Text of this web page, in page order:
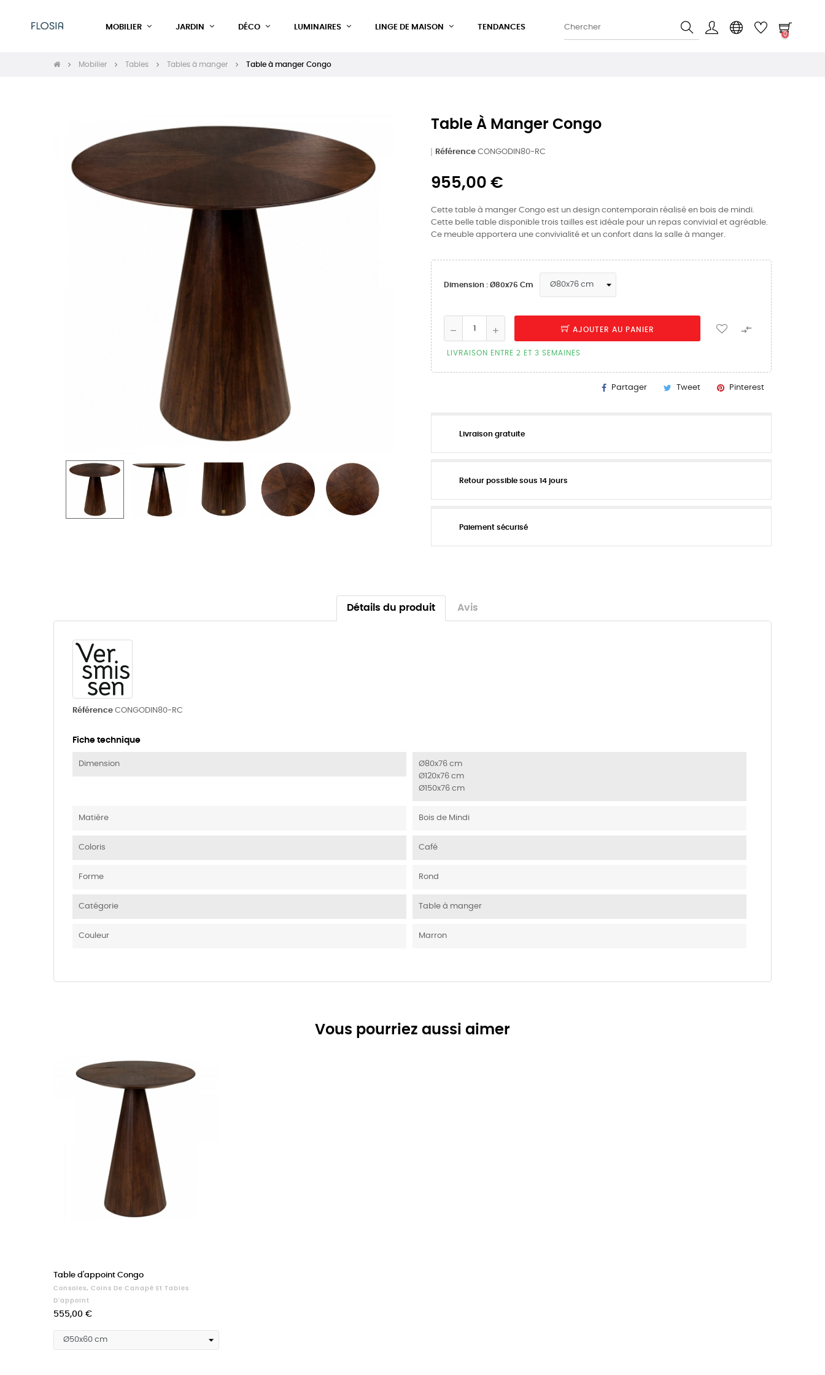
MOBILIER JARDIN DÉCO LUMINAIRES LINGE DE MAISON TENDANCES
0
Mobilier Tables Tables à manger Table à manger Congo
Table À Manger Congo
Référence CONGODIN80-RC
955,00 €
Cette table à manger Congo est un design contemporain réalisé en bois de mindi.
Cette belle table disponible trois tailles est idéale pour un repas convivial et agréable.
Ce meuble apportera une convivialité et un confort dans la salle à manger.
Dimension : Ø80x76 Cm
AJOUTER AU PANIER 
LIVRAISON ENTRE 2 ET 3 SEMAINES
Partager Tweet Pinterest
Livraison gratuite
Retour possible sous 14 jours
Paiement sécurisé
Détails du produit Avis
Référence CONGODIN80-RC
Fiche technique
Dimension
Ø80x76 cm
Ø120x76 cm
Ø150x76 cm
Matière Bois de Mindi
Coloris Café
Forme Rond
Catégorie Table à manger
Couleur Marron
Vous pourriez aussi aimer
Table d'appoint Congo
Consoles, Coins De Canapé Et Tables
D'appoint
Prix
555,00 €